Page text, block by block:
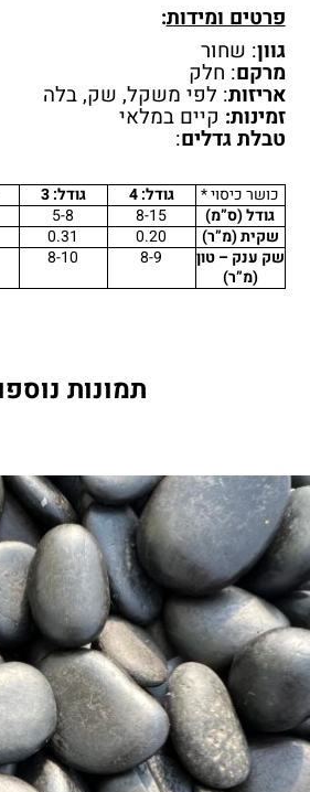
פרטים ומידות:
גוון: שחור
מרקם: חלק
אריזות: לפי משקל, שק, בלה
זמינות: קיים במלאי
טבלת גדלים:
כושר כיסוי * גודל: 4 גודל: 3
גודל (ס”מ)
8-15
5-8
שקית (מ”ר)
0.20
0.31
שק ענק – טון
(מ”ר)
8-9
8-10
תמונות